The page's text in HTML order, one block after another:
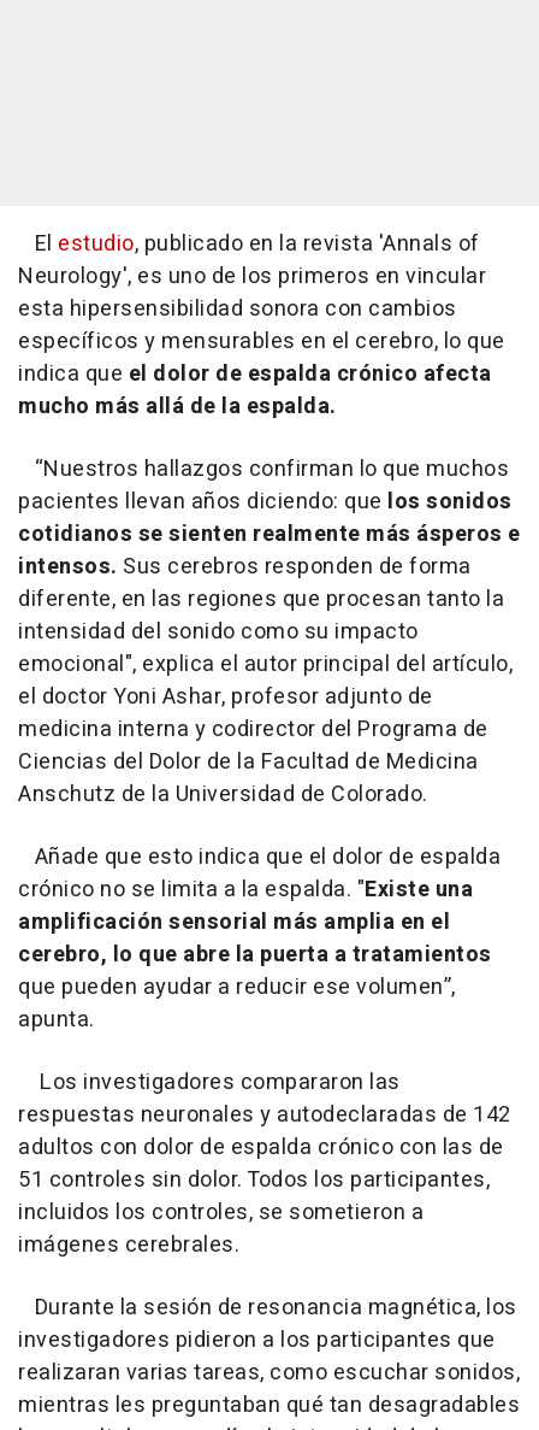
El estudio, publicado en la revista 'Annals of
Neurology', es uno de los primeros en vincular
esta hipersensibilidad sonora con cambios
específicos y mensurables en el cerebro, lo que
indica que el dolor de espalda crónico afecta
mucho más allá de la espalda.
“Nuestros hallazgos confirman lo que muchos
pacientes llevan años diciendo: que los sonidos
cotidianos se sienten realmente más ásperos e
intensos. Sus cerebros responden de forma
diferente, en las regiones que procesan tanto la
intensidad del sonido como su impacto
emocional", explica el autor principal del artículo,
el doctor Yoni Ashar, profesor adjunto de
medicina interna y codirector del Programa de
Ciencias del Dolor de la Facultad de Medicina
Anschutz de la Universidad de Colorado.
Añade que esto indica que el dolor de espalda
crónico no se limita a la espalda. "Existe una
amplificación sensorial más amplia en el
cerebro, lo que abre la puerta a tratamientos
que pueden ayudar a reducir ese volumen”,
apunta.
Los investigadores compararon las
respuestas neuronales y autodeclaradas de 142
adultos con dolor de espalda crónico con las de
51 controles sin dolor. Todos los participantes,
incluidos los controles, se sometieron a
imágenes cerebrales.
Durante la sesión de resonancia magnética, los
investigadores pidieron a los participantes que
realizaran varias tareas, como escuchar sonidos,
mientras les preguntaban qué tan desagradables